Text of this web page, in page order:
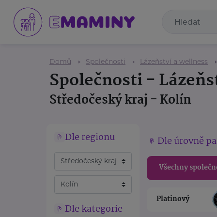
Domů Společnosti Lázeňství a wellness
Společnosti -
Středočeský kraj - Kolín
Dle regionu
Dle kategorie
Dle úrovně
Všechny
Platinový